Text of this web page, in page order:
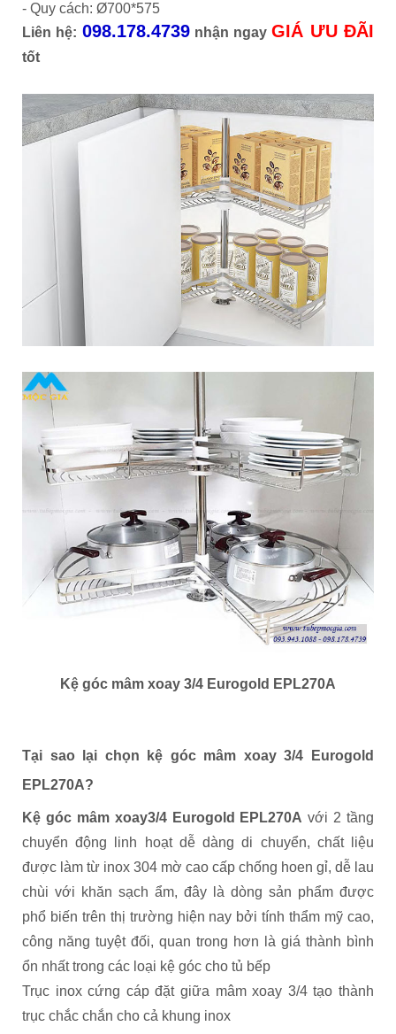
- Quy cách: Ø700*575
Liên hệ: 098.178.4739nhận ngayGIÁ ƯU ĐÃI
tốt
Kệ góc mâm xoay 3/4 Eurogold EPL270A
Tại sao lại chọn kệ góc mâm xoay 3/4 Eurogold
EPL270A?
Kệ góc mâm xoay3/4 Eurogold EPL270A với 2 tầng
chuyển động linh hoạt dễ dàng di chuyển, chất liệu
được làm từ inox 304 mờ cao cấp chống hoen gỉ, dễ lau
chùi với khăn sạch ẩm, đây là dòng sản phẩm được
phổ biến trên thị trường hiện nay bởi tính thẩm mỹ cao,
công năng tuyệt đối, quan trong hơn là giá thành bình
ổn nhất trong các loại kệ góc cho tủ bếp
Trục inox cứng cáp đặt giữa mâm xoay 3/4 tạo thành
trục chắc chắn cho cả khung inox